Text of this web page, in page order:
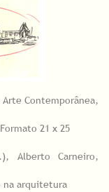
Contemporânea,
21 x 25
Alberto Carneiro,
na arquitetura